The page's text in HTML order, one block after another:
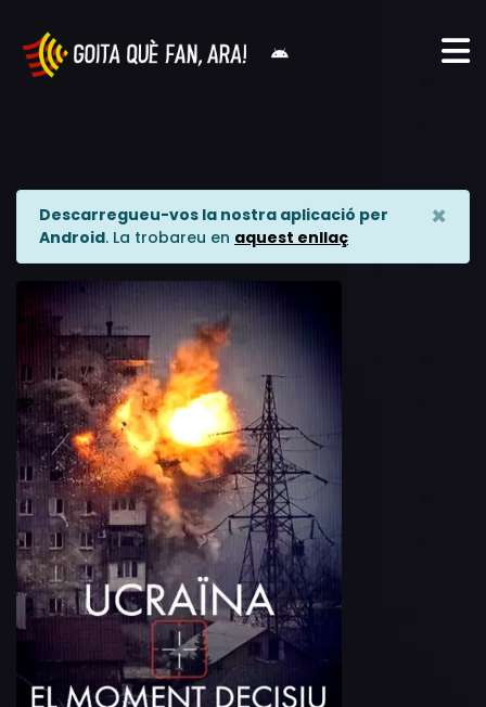
Descarregueu-vos la nostra aplicació per
Android. La trobareu en aquest enllaç
×